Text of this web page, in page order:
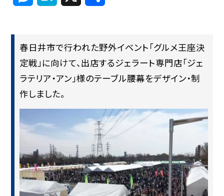
春日井市で行われた野外イベント「グルメ王座決
定戦」に向けて、出店するジェラート専門店「ジェ
ラテリア・アン」様のテーブル腰幕をデザイン・制
作しました。